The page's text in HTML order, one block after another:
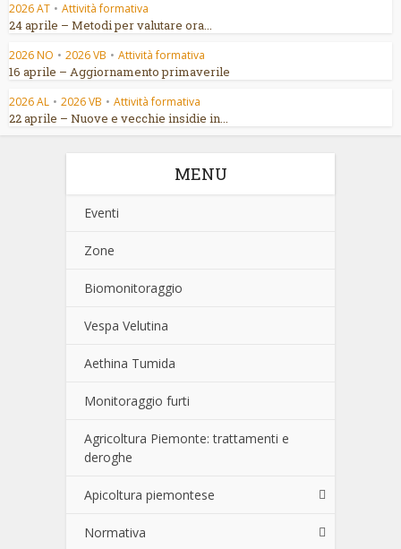
2026 AT • Attività formativa
24 aprile – Metodi per valutare ora...
2026 NO • 2026 VB • Attività formativa
16 aprile – Aggiornamento primaverile
2026 AL • 2026 VB • Attività formativa
22 aprile – Nuove e vecchie insidie in...
MENU
Eventi
Zone
Biomonitoraggio
Vespa Velutina
Aethina Tumida
Monitoraggio furti
Agricoltura Piemonte: trattamenti e
deroghe
Apicoltura piemontese
Normativa